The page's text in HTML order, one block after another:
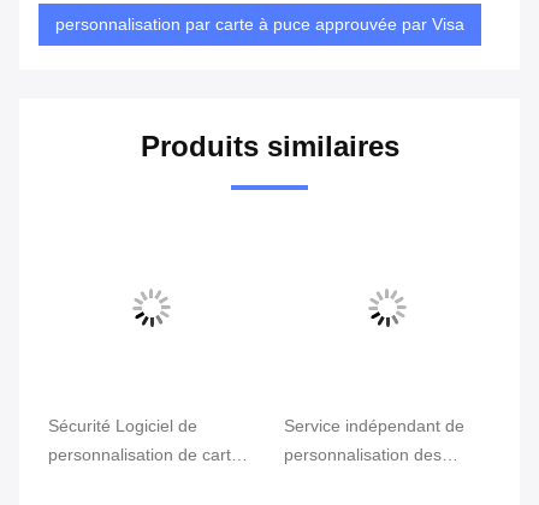
personnalisation par carte à puce approuvée par Visa
Produits similaires
Sécurité Logiciel de
personnalisation de carte
Service indépendant de
personnalisation des